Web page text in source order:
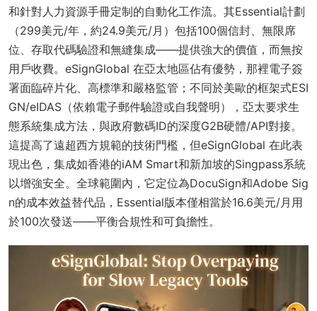
和針對人力資源手冊定制的自動化工作流。其Essential計劃
（299美元/年，約24.9美元/月）包括100個信封、無限席
位、存取代碼驗證和無縫集成——提供強大的價值，而無按
用戶收費。eSignGlobal 在亞太地區佔有優勢，那裡電子簽
署面臨碎片化、高標準和嚴格監管；不同於美歐的框架式ESI
GN/eIDAS（依賴電子郵件驗證或自我聲明），亞太要求生
態系統集成方法，與政府數碼ID的深度G2B硬體/API對接。
這提高了遠超西方規範的技術門檻，但eSignGlobal 在此表
現出色，集成如香港的iAM Smart和新加坡的Singpass系統
以增強安全。全球範圍內，它定位為DocuSign和Adobe Sig
n的成本效益替代品，Essential版本僅相當於16.6美元/月用
於100次發送——平衡合規性和可負擔性。